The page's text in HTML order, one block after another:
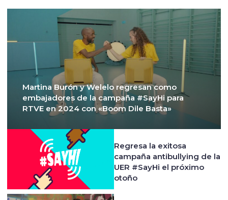
Martina Burón y Welelo regresan como
embajadores de la campaña #SayHi para
RTVE en 2024 con «Boom Dile Basta»
Regresa la exitosa
campaña antibullying de la
UER #SayHi el próximo
otoño